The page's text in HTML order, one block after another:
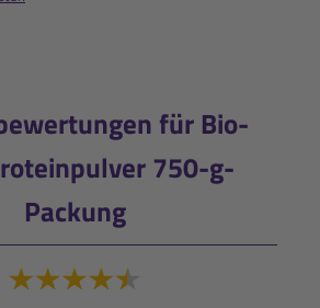
für Bio-
750-g-
Packung